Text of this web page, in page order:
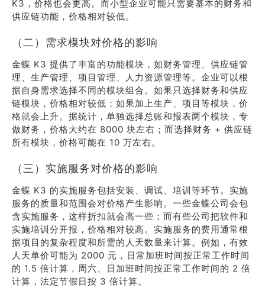
K3，价格也会更高。而小型企业可能只需要基本的财务和
供应链功能，价格相对较低。
（二）需求模块对价格的影响
金蝶 K3 提供了丰富的功能模块，如财务管理、供应链管
理、生产管理、项目管理、人力资源管理等。企业可以根
据自身需求选择不同的模块组合。如果只选择财务和供应
链模块，价格相对较低；如果加上生产、项目等模块，价
格就会上升。据统计，单独选择总账和报表两个模块，专
做财务，价格大约在 8000 块左右；而选择财务 + 供应链
所有模块，价格可能在 10 万左右。
（三）实施服务对价格的影响
金蝶 K3 的实施服务包括安装、调试、培训等环节。实施
服务的质量和范围会对价格产生影响。一些金蝶公司会包
含实施服务，这样折扣就会高一些；而有些公司把软件和
实施培训分开报，价格相对较高。实施服务的费用通常根
据项目的复杂程度和所需的人天数量来计算。例如，有效
人天单价可能为 2000 元，日常加班时间按正常工作时间
的 1.5 倍计算，周六、日加班时间按正常工作时间的 2 倍
计算，法定节假日按 3 倍计算。